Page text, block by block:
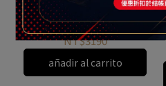
SKECHERS Go Walk 8 男
健走鞋 懶人鞋 休閒鞋 運動
鞋 彈性 輕量 棕咖
216782CHOC
NT$3190
añadir al carrito